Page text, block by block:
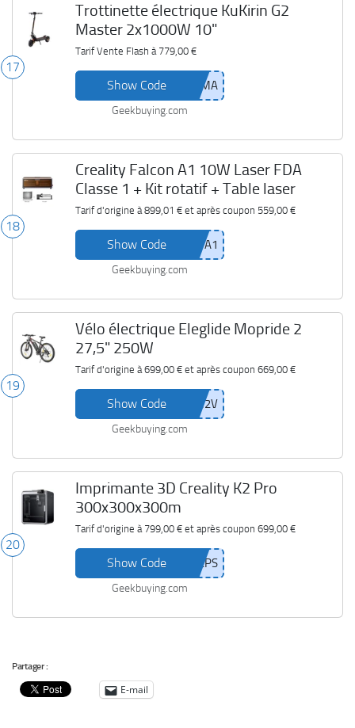
17
Trottinette électrique KuKirin G2
Master 2x1000W 10"
Tarif Vente Flash à 779,00 €
Show Code
Geekbuying.com
18
Creality Falcon A1 10W Laser FDA
Classe 1 + Kit rotatif + Table laser
Tarif d'origine à899,01 €et après coupon 559,00 €
Show Code
Geekbuying.com
19
Vélo électrique Eleglide Mopride 2
27,5" 250W
Tarif d'origine à699,00 €et après coupon 669,00 €
Show Code
Geekbuying.com
20
Imprimante 3D Creality K2 Pro
300x300x300m
Tarif d'origine à 799,00 €et après coupon 699,00 €
Show Code
Geekbuying.com
Partager :
E-mail